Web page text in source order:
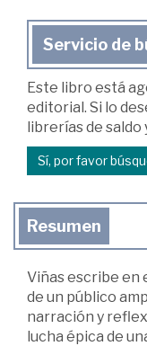
Servicio de
Este libro está
editorial. Si lo
librerías de saldo
Sí, por favor
Resumen
Viñas escribe en
de un público
narración y
lucha épica de